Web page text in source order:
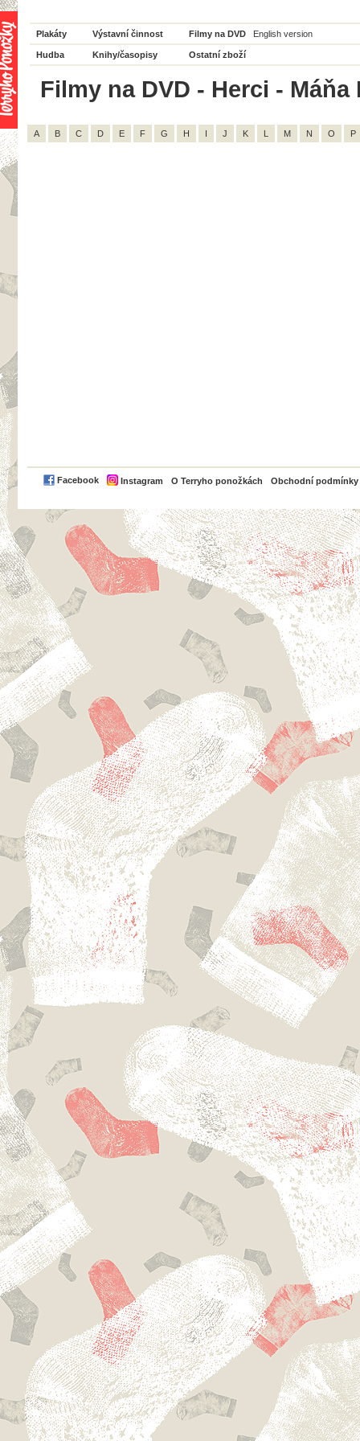
Plakáty Výstavní činnost Filmy na DVD English version
Hudba Knihy/časopisy Ostatní zboží
Filmy na DVD - Herci -
A B C D E F G H I J K L M N O P
Facebook Instagram O Terryho ponožkách Obchodní podmínky
PayPal